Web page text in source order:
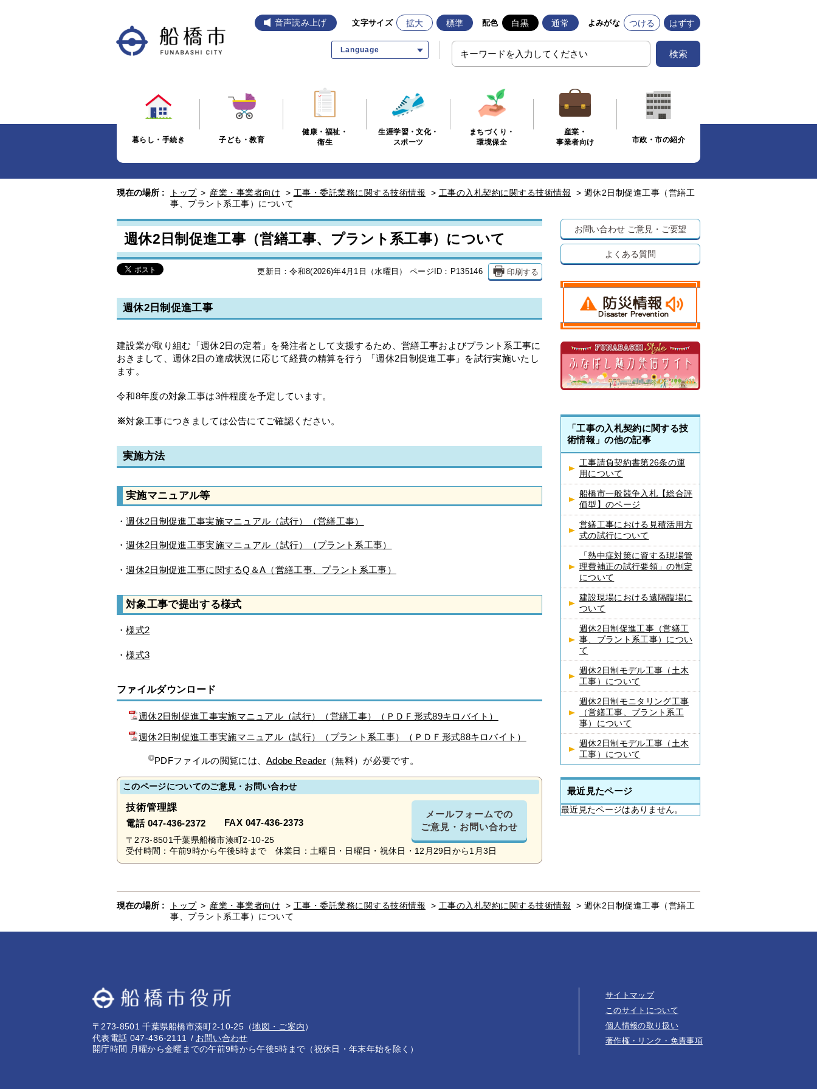
音声読み上げ 文字サイズ 拡大 標準 配色 白黒 通常 よみがな つける はずす
Language 検索
暮らし・手続き 子ども・教育
健康・福祉・
衛生
生涯学習・文化・
スポーツ
まちづくり・
環境保全
産業・
事業者向け
市政・市の紹介
現在の場所 : トップ > 産業・事業者向け > 工事・委託業務に関する技術情報 > 工事の入札契約に関する技術情報 > 週休2日制促進工事（営繕工
事、プラント系工事）について
週休2日制促進工事（営繕工事、プラント系工事）について
更新日：令和8(2026)年4月1日（水曜日） ページID：P135146 印刷する
週休2日制促進工事
建設業が取り組む「週休2日の定着」を発注者として支援するため、営繕工事およびプラント系工事に
おきまして、週休2日の達成状況に応じて経費の精算を行う 「週休2日制促進工事」を試行実施いたし
ます。
令和8年度の対象工事は3件程度を予定しています。
※対象工事につきましては公告にてご確認ください。
実施方法
実施マニュアル等
・週休2日制促進工事実施マニュアル（試行）（営繕工事）
・週休2日制促進工事実施マニュアル（試行）（プラント系工事）
・週休2日制促進工事に関するQ＆A（営繕工事、プラント系工事）
対象工事で提出する様式
・様式2
・様式3
ファイルダウンロード
週休2日制促進工事実施マニュアル（試行）（営繕工事）（ＰＤＦ形式89キロバイト）
週休2日制促進工事実施マニュアル（試行）（プラント系工事）（ＰＤＦ形式88キロバイト）
PDFファイルの閲覧には、Adobe Reader （無料）が必要です。
このページについてのご意見・お問い合わせ
技術管理課
電話 047-436-2372 FAX 047-436-2373
メールフォームでの
ご意見・お問い合わせ
〒273-8501千葉県船橋市湊町2-10-25
受付時間：午前9時から午後5時まで 休業日：土曜日・日曜日・祝休日・12月29日から1月3日
お問い合わせ ご意見・ご要望
よくある質問
「工事の入札契約に関する技
術情報」の他の記事
工事請負契約書第26条の運
用について
船橋市一般競争入札【総合評
価型】のページ
営繕工事における見積活用方
式の試行について
「熱中症対策に資する現場管
理費補正の試行要領」の制定
について
建設現場における遠隔臨場に
ついて
週休2日制促進工事（営繕工
事、プラント系工事）につい
て
週休2日制モデル工事（土木
工事）について
週休2日制モニタリング工事
（営繕工事、プラント系工
事）について
週休2日制モデル工事（土木
工事）について
最近見たページ
最近見たページはありません。
現在の場所 : トップ > 産業・事業者向け > 工事・委託業務に関する技術情報 > 工事の入札契約に関する技術情報 > 週休2日制促進工事（営繕工
事、プラント系工事）について
〒273-8501 千葉県船橋市湊町2-10-25 （地図・ご案内）
代表電話 047-436-2111
お問い合わせ
開庁時間 月曜から金曜までの午前9時から午後5時まで（祝休日・年末年始を除く）
サイトマップ
このサイトについて
個人情報の取り扱い
著作権・リンク・免責事項